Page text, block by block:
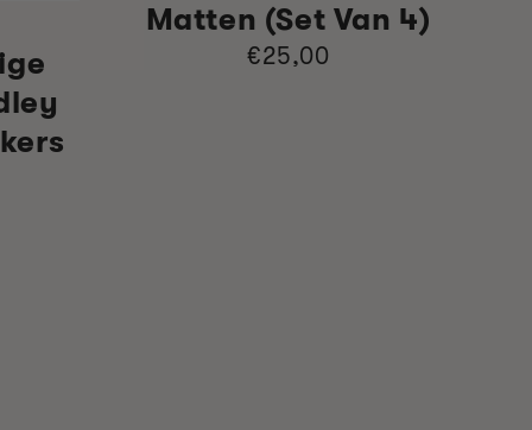
Matten (set Van 4)
Normale
€25,00